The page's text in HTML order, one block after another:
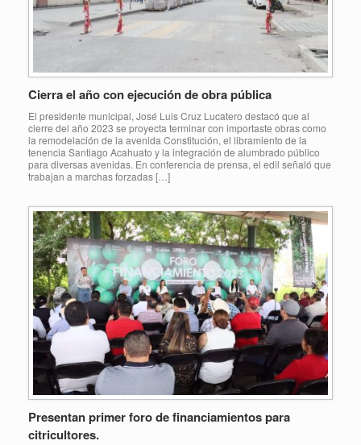
Cierra el año con ejecución de obra pública
El presidente municipal, José Luis Cruz Lucatero destacó que al
cierre del año 2023 se proyecta terminar con importaste obras como
la remodelación de la avenida Constitución, el libramiento de la
tenencia Santiago Acahuato y la integración de alumbrado público
para diversas avenidas. En conferencia de prensa, el edil señaló que
trabajan a marchas forzadas […]
Presentan primer foro de financiamientos para
citricultores.